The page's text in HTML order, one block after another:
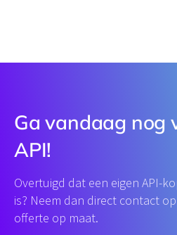
Ga vandaag nog
API!
Overtuigd dat een eigen API-
is? Neem dan direct contact
offerte op maat.